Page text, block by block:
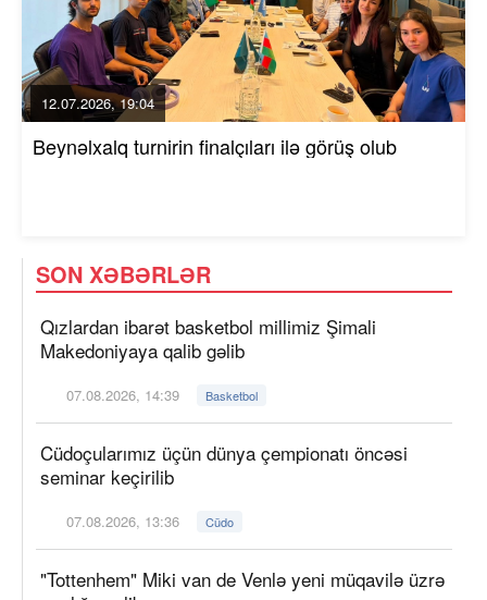
12.07.2026, 19:04
Beynəlxalq turnirin finalçıları ilə görüş olub
SON XƏBƏRLƏR
Qızlardan ibarət basketbol millimiz Şimali
Makedoniyaya qalib gəlib
07.08.2026, 14:39 Basketbol
Cüdoçularımız üçün dünya çempionatı öncəsi
seminar keçirilib
07.08.2026, 13:36 Cüdo
"Tottenhem" Miki van de Venlə yeni müqavilə üzrə